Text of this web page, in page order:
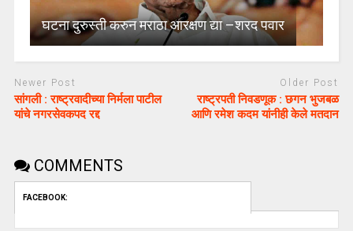
घटना दुरुस्ती करुन मराठा आरक्षण द्या –शरद पवार
Newer Post
सांगली : राष्ट्रवादीच्या निर्मला पाटील
यांचे नगरसेवकपद रद्द
Older Post
राष्ट्रपती निवडणूक : छगन भुजबळ
आणि रमेश कदम यांनीही केले मतदान
COMMENTS
FACEBOOK: